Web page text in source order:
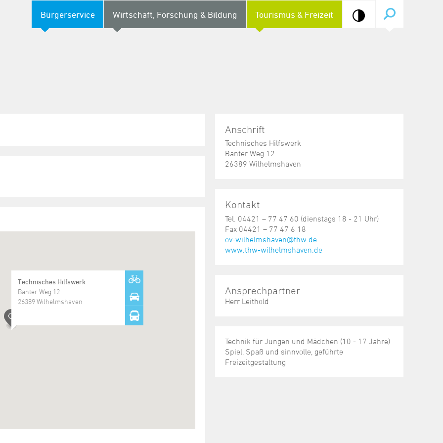
Bürgerservice Wirtschaft, Forschung & Bildung Tourismus & Freizeit
Technisches Hilfswerk
Banter Weg 12
26389 Wilhelmshaven
Anschrift
Technisches Hilfswerk
Banter Weg 12
26389 Wilhelmshaven
Kontakt
Tel. 04421 – 77 47 60 (dienstags 18 - 21 Uhr)
Fax 04421 – 77 47 6 18
ov-wilhelmshaven@thw.de
www.thw-wilhelmshaven.de
Ansprechpartner
Herr Leithold
Technik für Jungen und Mädchen (10 - 17 Jahre)
Spiel, Spaß und sinnvolle, geführte
Freizeitgestaltung